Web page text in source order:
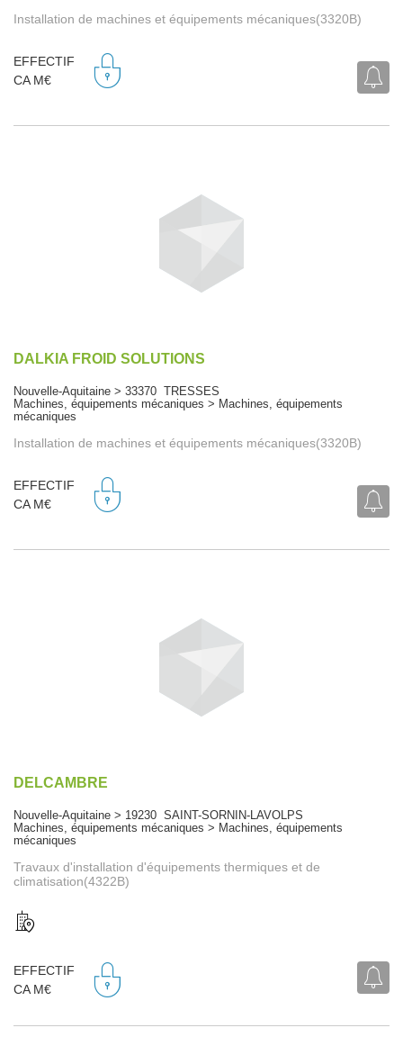
Installation de machines et équipements mécaniques(3320B)
EFFECTIF
CA M€
DALKIA FROID SOLUTIONS
Nouvelle-Aquitaine > 33370 TRESSES
Machines, équipements mécaniques > Machines, équipements
mécaniques
Installation de machines et équipements mécaniques(3320B)
EFFECTIF
CA M€
DELCAMBRE
Nouvelle-Aquitaine > 19230 SAINT-SORNIN-LAVOLPS
Machines, équipements mécaniques > Machines, équipements
mécaniques
Travaux d'installation d'équipements thermiques et de
climatisation(4322B)
EFFECTIF
CA M€